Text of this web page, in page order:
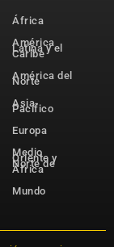
África
América
Latina y el
Caribe
América del
Norte
Asia-
Pacífico
Europa
Medio
Oriente y
Norte de
África
Mundo